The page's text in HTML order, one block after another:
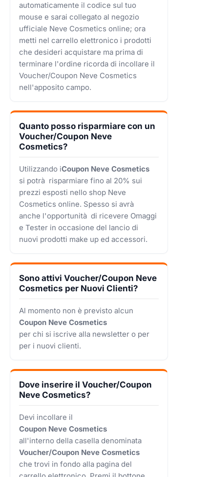
automaticamente il codice sul tuo
mouse e sarai collegato al negozio
ufficiale Neve Cosmetics online; ora
metti nel carrello elettronico i prodotti
che desideri acquistare ma prima di
terminare l'ordine ricorda di incollare il
Voucher/Coupon Neve Cosmetics
nell'apposito campo.
Quanto posso risparmiare con un
Voucher/Coupon Neve
Cosmetics?
Utilizzando iCoupon Neve Cosmetics
si potrà risparmiare fino al 20% sui
prezzi esposti nello shop Neve
Cosmetics online. Spesso si avrà
anche l'opportunità di ricevere Omaggi
e Tester in occasione del lancio di
nuovi prodotti make up ed accessori.
Sono attivi Voucher/Coupon Neve
Cosmetics per Nuovi Clienti?
Al momento non è previsto alcun
Coupon Neve Cosmetics
per chi si iscrive alla newsletter o per
per i nuovi clienti.
Dove inserire il Voucher/Coupon
Neve Cosmetics?
Devi incollare il
Coupon Neve Cosmetics
all'interno della casella denominata
Voucher/Coupon Neve Cosmetics
che trovi in fondo alla pagina del